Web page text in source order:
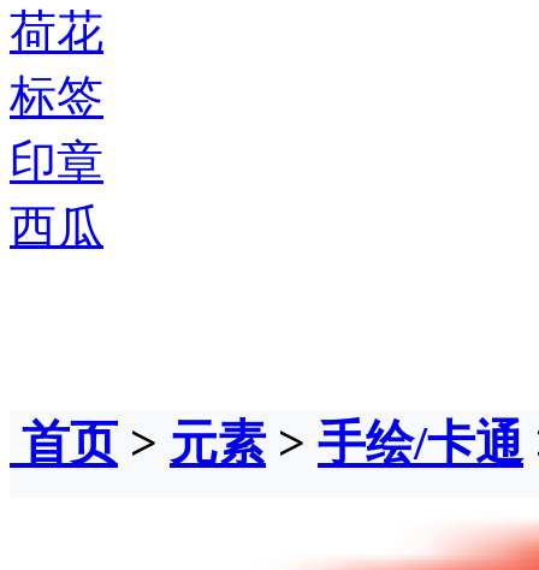
荷花
标签
印章
西瓜
首页> 元素 > 手绘/卡通